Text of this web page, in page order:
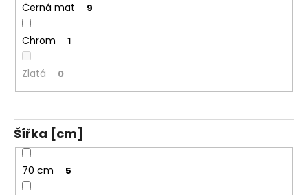
Černá mat 9
Chrom 1
Zlatá 0
Šířka [cm]
70 cm 5